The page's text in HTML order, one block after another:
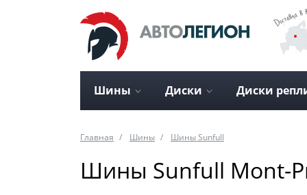
Шины Диски Диски
Главная Шины Шины Sunfull
Шины Sunfull Mont-